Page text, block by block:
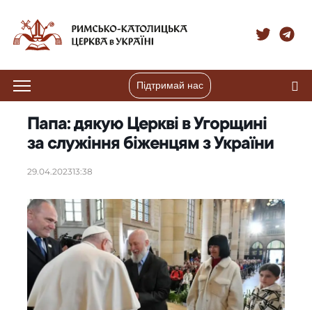
Підтримай нас
Папа: дякую Церкві в Угорщині
за служіння біженцям з України
29.04.202313:38